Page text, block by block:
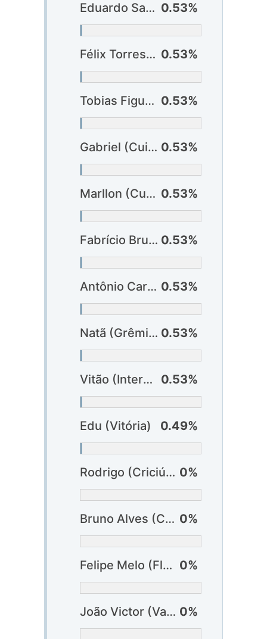
Eduardo Santos (Bragantino) 0.53%
Félix Torres (Corinthians) 0.53%
Tobias Figueiredo (Criciúma) 0.53%
Gabriel (Cuiabá) 0.53%
Marllon (Cuiabá) 0.53%
Fabrício Bruno (Flamengo) 0.53%
Antônio Carlos (Fluminense) ? 0.53%
Natã (Grêmio) 0.53%
Vitão (Internacional) 0.53%
Edu (Vitória) 0.49%
Rodrigo (Criciúma) 0%
Bruno Alves (Cuiabá) 0%
Felipe Melo (Fluminense) ? 0%
João Victor (Vasco) ? 0%